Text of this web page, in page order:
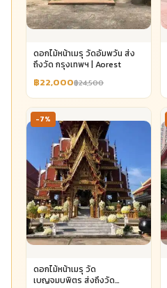
ดอกไม้หน้าเมรุ วัดอัมพวัน ส่ง
ถึงวัด กรุงเทพฯ | Aorest
฿22,000฿24,500
-7%
ดอกไม้หน้าเมรุ วัด
เบญจมบพิตร ส่งถึงวัด